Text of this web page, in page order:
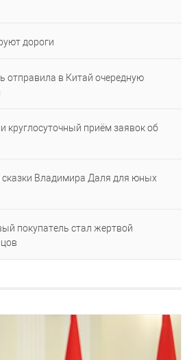
дороги
отправила в Китай очередную
круглосуточный приём заявок об
сказки Владимира Даля для юных
покупатель стал жертвой